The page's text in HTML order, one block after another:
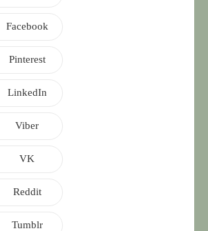
Facebook
Pinterest
LinkedIn
Viber
VK
Reddit
Tumblr